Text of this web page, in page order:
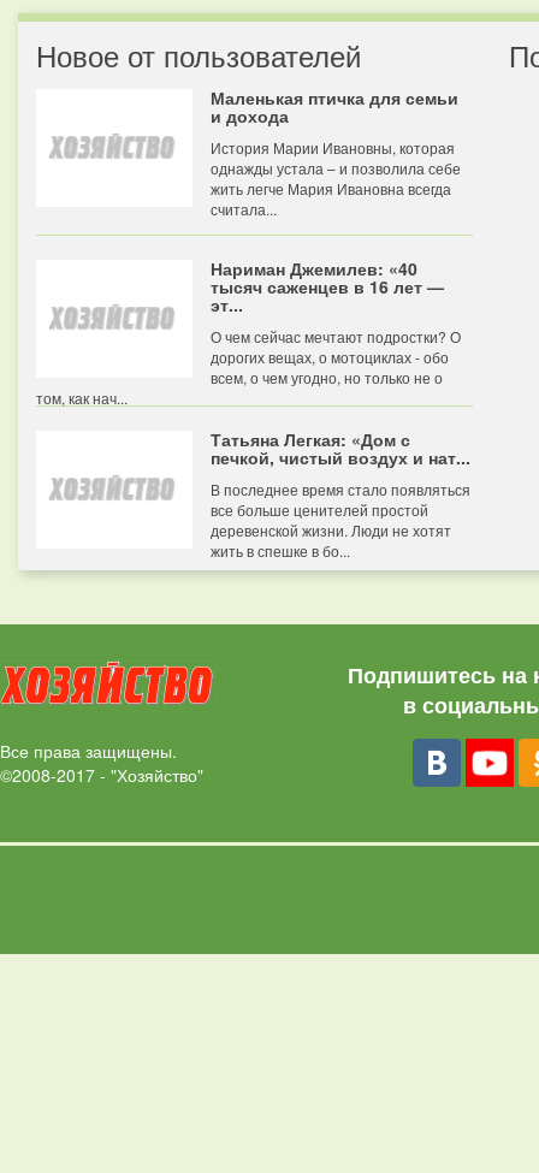
Новое от пользователей
Маленькая птичка для семьи
и дохода
История Марии Ивановны, которая
однажды устала – и позволила себе
жить легче Мария Ивановна всегда
считала...
Нариман Джемилев: «40
тысяч саженцев в 16 лет —
эт...
О чем сейчас мечтают подростки? О
дорогих вещах, о мотоциклах - обо
всем, о чем угодно, но только не о
том, как нач...
Татьяна Легкая: «Дом с
печкой, чистый воздух и нат...
В последнее время стало появляться
все больше ценителей простой
деревенской жизни. Люди не хотят
жить в спешке в бо...
Все права защищены.
©2008-2017 - "Хозяйство"
Подпишитесь на
в